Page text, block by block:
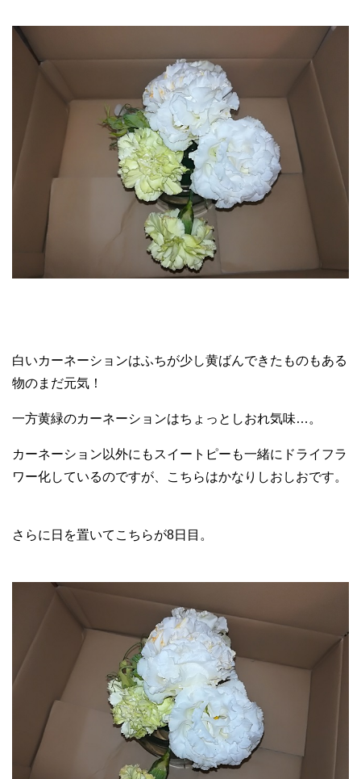
白いカーネーションはふちが少し黄ばんできたものもある
物のまだ元気！
一方黄緑のカーネーションはちょっとしおれ気味…。
カーネーション以外にもスイートピーも一緒にドライフラ
ワー化しているのですが、こちらはかなりしおしおです。
さらに日を置いてこちらが8日目。